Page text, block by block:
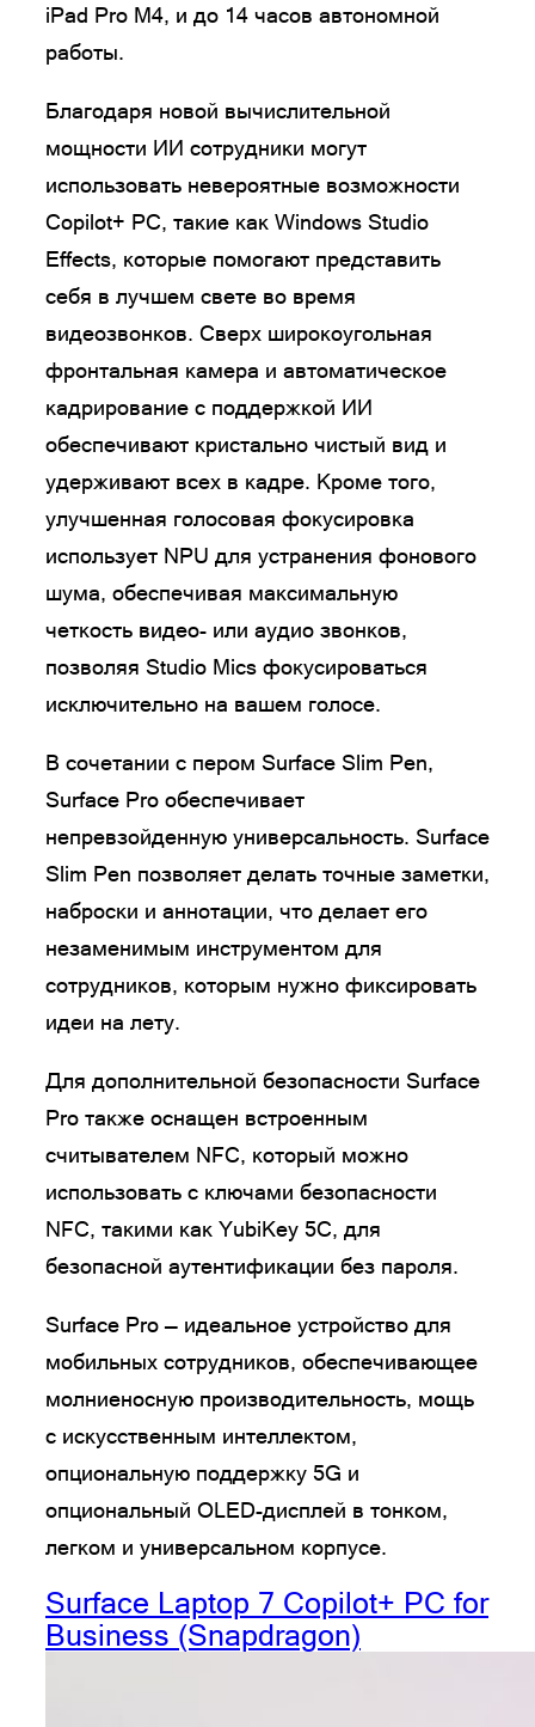
iPad Pro M4, и до 14 часов автономной
работы.
Благодаря новой вычислительной
мощности ИИ сотрудники могут
использовать невероятные возможности
Copilot+ PC, такие как Windows Studio
Effects, которые помогают представить
себя в лучшем свете во время
видеозвонков. Сверх широкоугольная
фронтальная камера и автоматическое
кадрирование с поддержкой ИИ
обеспечивают кристально чистый вид и
удерживают всех в кадре. Кроме того,
улучшенная голосовая фокусировка
использует NPU для устранения фонового
шума, обеспечивая максимальную
четкость видео- или аудио звонков,
позволяя Studio Mics фокусироваться
исключительно на вашем голосе.
В сочетании с пером Surface Slim Pen,
Surface Pro обеспечивает
непревзойденную универсальность. Surface
Slim Pen позволяет делать точные заметки,
наброски и аннотации, что делает его
незаменимым инструментом для
сотрудников, которым нужно фиксировать
идеи на лету.
Для дополнительной безопасности Surface
Pro также оснащен встроенным
считывателем NFC, который можно
использовать с ключами безопасности
NFC, такими как YubiKey 5C, для
безопасной аутентификации без пароля.
Surface Pro — идеальное устройство для
мобильных сотрудников, обеспечивающее
молниеносную производительность, мощь
с искусственным интеллектом,
опциональную поддержку 5G и
опциональный OLED-дисплей в тонком,
легком и универсальном корпусе.
Surface Laptop 7 Copilot+ PC for
Business (Snapdragon)